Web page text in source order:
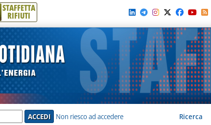
STAFFETTA
RIFIUTI
Non riesco ad accedere Ricerca